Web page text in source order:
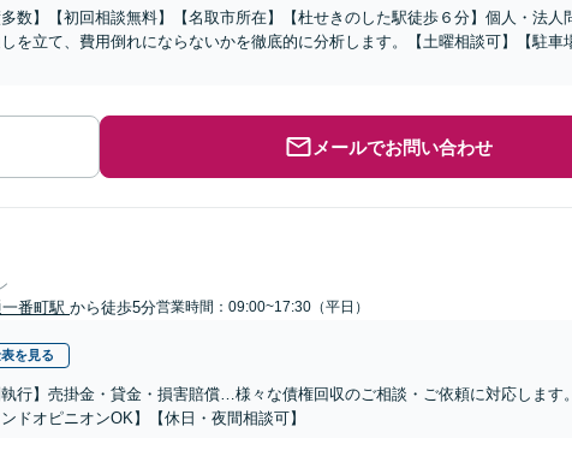
多数】【初回相談無料】【名取市所在】【杜せきのした駅徒歩６分】個人・法人
を立て、費用倒れにならないかを徹底的に分析します。【土曜相談可】【駐車
メールでお問い合わせ
番町駅 から徒歩5分営業時間：09:00~17:30（平日）
を見る
執行】売掛金・貸金・損害賠償…様々な債権回収のご相談・ご依頼に対応します
ドオピニオンOK】【休日・夜間相談可】